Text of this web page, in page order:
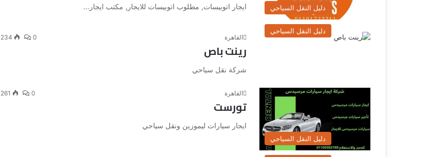
دليل النقل السياحي
ايجار اتوبيسات, مطلوب اتوبيسات للايجار, مكتب ايجار...
دليل النقل السياحي
القاهرة 0
234
رينت باص
شركة نقل سياحي
دليل النقل السياحي
القاهرة 0
261
تورست
ايجار سيارات ليموزين ونقل سياحي